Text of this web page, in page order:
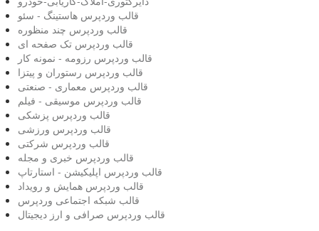
قالب وردپرس هاستینگ - سئو
قالب وردپرس چند منظوره
قالب وردپرس تک صفحه ای
قالب وردپرس رزومه - نمونه کار
قالب وردپرس رستوران و پیتزا
قالب وردپرس معماری - صنعتی
قالب وردپرس موسیقی - فیلم
قالب وردپرس پزشکی
قالب وردپرس ورزشی
قالب وردپرس شرکتی
قالب وردپرس خبری و مجله
قالب وردپرس اپلیکیشن - استارتاپ
قالب وردپرس همایش و رویداد
قالب شبکه اجتماعی وردپرس
قالب وردپرس صرافی و ارز دیجیتال